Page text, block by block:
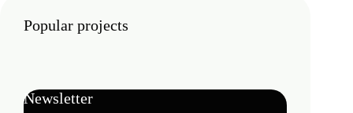
Popular projects
Newsletter